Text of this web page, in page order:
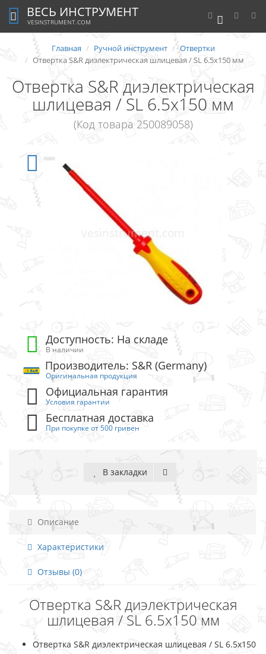
0
ВЕСЬ ИНСТРУМЕНТ
VESINSTRUMENT.COM
Главная Ручной инструмент
Отвертки
Отвертка S&R диэлектрическая шлицевая / SL 6.5х150 мм
Отвертка S&R диэлектрическая
шлицевая / SL 6.5х150 мм
(Код товара 250089058)
Доступность: На складе
В наличии
Производитель: S&R (Germany)
Оригинальная продукция
Официальная гарантия
Условия гарантии
Бесплатная доставка
При покупке от 500 гривен
В закладки
Описание
Характеристики
Отзывы (0)
Отвертка S&R диэлектрическая
шлицевая / SL 6.5х150 мм
Отвертка S&R диэлектрическая шлицевая / SL 6.5х150